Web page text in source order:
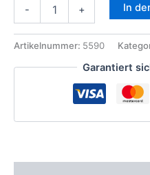
-
Druckluft
THE
1084Nm
+ In
Artikelnummer: 5590
Garantiert